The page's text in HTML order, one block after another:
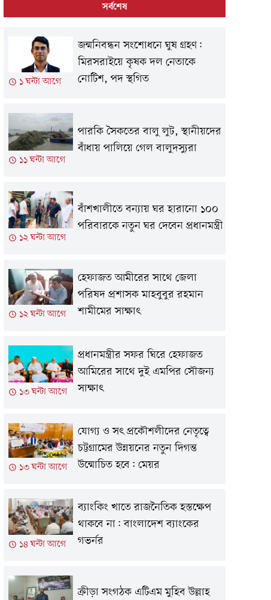
সর্বশেষ
১ ঘন্টা আগে
জন্মনিবন্ধন সংশোধনে ঘুষ গ্রহণ:
মিরসরাইয়ে কৃষক দল নেতাকে
নোটিশ, পদ স্থগিত
১১ ঘন্টা আগে
পারকি সৈকতের বালু লুট, স্থানীয়দের
বাঁধায় পালিয়ে গেল বালুদস্যুরা
১২ ঘন্টা আগে
বাঁশখালীতে বন্যায় ঘর হারানো ১০০
পরিবারকে নতুন ঘর দেবেন প্রধানমন্ত্রী
১২ ঘন্টা আগে
হেফাজত আমীরের সাথে জেলা
পরিষদ প্রশাসক মাহবুবুর রহমান
শামীমের সাক্ষাৎ
১৩ ঘন্টা আগে
প্রধানমন্ত্রীর সফর ঘিরে হেফাজত
আমিরের সাথে দুই এমপির সৌজন্য
সাক্ষাৎ
১৩ ঘন্টা আগে
যোগ্য ও সৎ প্রকৌশলীদের নেতৃত্বে
চট্টগ্রামের উন্নয়নের নতুন দিগন্ত
উন্মোচিত হবে: মেয়র
১৪ ঘন্টা আগে
ব্যাংকিং খাতে রাজনৈতিক হস্তক্ষেপ
থাকবে না: বাংলাদেশ ব্যাংকের
গভর্নর
ক্রীড়া সংগঠক এটিএম মুহিব উল্লাহ